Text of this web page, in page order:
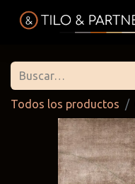
Todos los productos